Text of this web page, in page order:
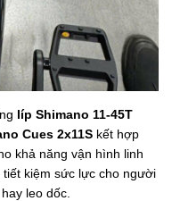
líp Shimano 11-45T
Cues 2x11S kết hợp
khả năng vận hình linh
kiệm sức lực cho người
leo dốc.